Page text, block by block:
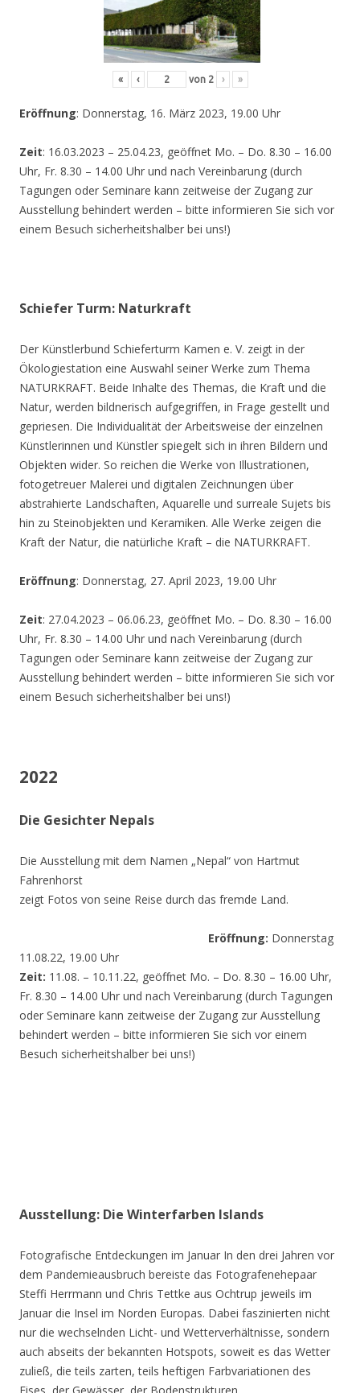
« ‹ von 2 › »
Eröffnung: Donnerstag, 16. März 2023, 19.00 Uhr
Zeit: 16.03.2023 – 25.04.23, geöffnet Mo. – Do. 8.30 – 16.00
Uhr, Fr. 8.30 – 14.00 Uhr und nach Vereinbarung (durch
Tagungen oder Seminare kann zeitweise der Zugang zur
Ausstellung behindert werden – bitte informieren Sie sich vor
einem Besuch sicherheitshalber bei uns!)
Schiefer Turm: Naturkraft
Der Künstlerbund Schieferturm Kamen e. V. zeigt in der
Ökologiestation eine Auswahl seiner Werke zum Thema
NATURKRAFT. Beide Inhalte des Themas, die Kraft und die
Natur, werden bildnerisch aufgegriffen, in Frage gestellt und
gepriesen. Die Individualität der Arbeitsweise der einzelnen
Künstlerinnen und Künstler spiegelt sich in ihren Bildern und
Objekten wider. So reichen die Werke von Illustrationen,
fotogetreuer Malerei und digitalen Zeichnungen über
abstrahierte Landschaften, Aquarelle und surreale Sujets bis
hin zu Steinobjekten und Keramiken. Alle Werke zeigen die
Kraft der Natur, die natürliche Kraft – die NATURKRAFT.
Eröffnung: Donnerstag, 27. April 2023, 19.00 Uhr
Zeit: 27.04.2023 – 06.06.23, geöffnet Mo. – Do. 8.30 – 16.00
Uhr, Fr. 8.30 – 14.00 Uhr und nach Vereinbarung (durch
Tagungen oder Seminare kann zeitweise der Zugang zur
Ausstellung behindert werden – bitte informieren Sie sich vor
einem Besuch sicherheitshalber bei uns!)
2022
Die Gesichter Nepals
Die Ausstellung mit dem Namen „Nepal“ von Hartmut
Fahrenhorst
zeigt Fotos von seine Reise durch das fremde Land.
Eröffnung: Donnerstag
11.08.22, 19.00 Uhr
Zeit: 11.08. – 10.11.22, geöffnet Mo. – Do. 8.30 – 16.00 Uhr,
Fr. 8.30 – 14.00 Uhr und nach Vereinbarung (durch Tagungen
oder Seminare kann zeitweise der Zugang zur Ausstellung
behindert werden – bitte informieren Sie sich vor einem
Besuch sicherheitshalber bei uns!)
Ausstellung: Die Winterfarben Islands
Fotografische Entdeckungen im Januar In den drei Jahren vor
dem Pandemieausbruch bereiste das Fotografenehepaar
Steffi Herrmann und Chris Tettke aus Ochtrup jeweils im
Januar die Insel im Norden Europas. Dabei faszinierten nicht
nur die wechselnden Licht- und Wetterverhältnisse, sondern
auch abseits der bekannten Hotspots, soweit es das Wetter
zuließ, die teils zarten, teils heftigen Farbvariationen des